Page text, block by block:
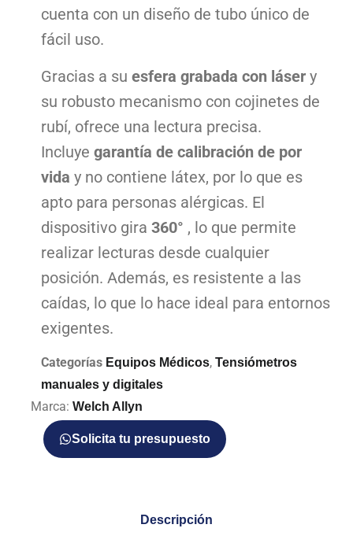
cuenta con un diseño de tubo único de
fácil uso.
Gracias a su esfera grabada con lásery
su robusto mecanismo con cojinetes de
rubí, ofrece una lectura precisa.
Incluye garantía de calibración de por
vida y no contiene látex, por lo que es
apto para personas alérgicas. El
dispositivo gira 360° , lo que permite
realizar lecturas desde cualquier
posición. Además, es resistente a las
caídas, lo que lo hace ideal para entornos
exigentes.
Categorías Equipos Médicos, Tensiómetros
manuales y digitales
Marca: Welch Allyn
Solicita tu presupuesto
Descripción